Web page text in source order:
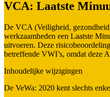
VCA: Laatste
De VCA (Veiligheid,
werkzaamheden een Laatste
uitvoeren. Deze
betreffende VWI’s, omdat deze
Inhoudelijke wijzigingen
De VeWa: 2020 kent slechts